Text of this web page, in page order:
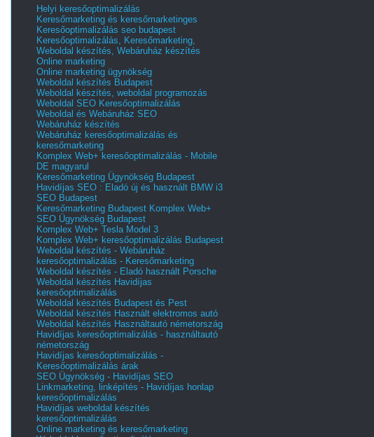
Helyi keresőoptimalizálás
Keresőmarketing és keresőmarketinges
Keresőoptimalizálás seo budapest
Keresőoptimalizálás, Keresőmarketing,
Weboldal készítés, Webáruház készítés
Online marketing
Online marketing ügynökség
Weboldal készítés Budapest
Weboldal készítés, weboldal programozás
Weboldal SEO Keresőoptimalizálás
Weboldal és Webáruház SEO
Webáruház készítés
Webáruház keresőoptimalizálás és
keresőmarketing
Komplex Web+ keresőoptimalizálás - Mobile
DE magyarul
Keresőmarketing Ügynökség Budapest
Havidíjas SEO : Eladó új és használt BMW i3
SEO Budapest
Keresőmarketing Budapest Komplex Web+
SEO Ügynökség Budapest
Komplex Web+ Tesla Model 3
Komplex Web+ keresőoptimalizálás Budapest
Weboldal készítés - Webáruház
keresőoptimalizálás - Keresőmarketing
Weboldal készítés - Eladó használt Porsche
Weboldal készítés Havidíjas
keresőoptimalizálás
Weboldal készítés Budapest és Pest
Weboldal készítés Használt elektromos autó
Weboldal készítés Használtautó németország
Havidíjas keresőoptimalizálás - használtautó
németország
Havidíjas keresőoptimalizálás -
Keresőoptimalizálás árak
SEO Ügynökség - Havidíjas SEO
Linkmarketing, linképítés - Havidíjas honlap
keresőoptimalizálás
Havidíjas weboldal készítés
keresőoptimalizálás
Online marketing és keresőmarketing